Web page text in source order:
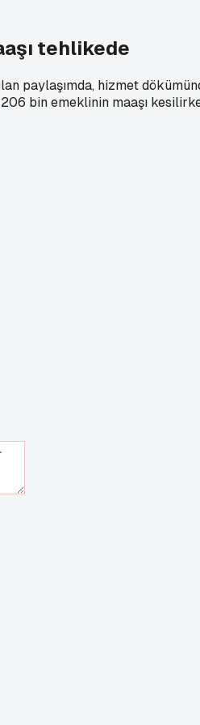
tehlikede
paylaşımda, hizmet
bin emeklinin maaşı